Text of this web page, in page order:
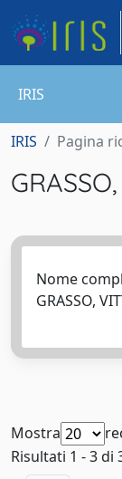
IRIS
IRIS Pagina
Nome
GRASSO,
Mostra
Risultati 1 - 3 di